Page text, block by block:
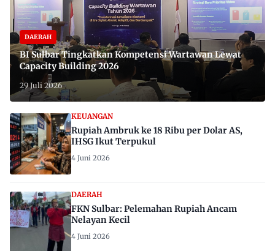
DAERAH
BI Sulbar Tingkatkan Kompetensi Wartawan Lewat
Capacity Building 2026
29 Juli 2026
KEUANGAN
Rupiah Ambruk ke 18 Ribu per Dolar AS,
IHSG Ikut Terpukul
4 Juni 2026
DAERAH
FKN Sulbar: Pelemahan Rupiah Ancam
Nelayan Kecil
4 Juni 2026